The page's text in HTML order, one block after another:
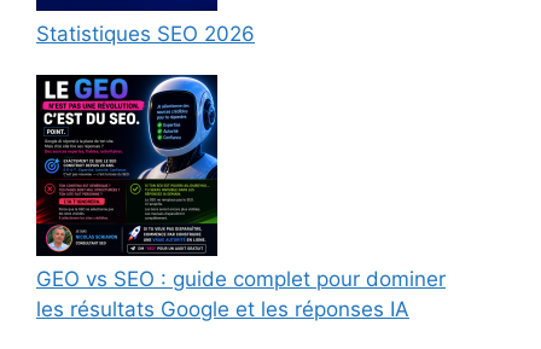
Statistiques SEO 2026
GEO vs SEO : guide complet pour dominer
les résultats Google et les réponses IA